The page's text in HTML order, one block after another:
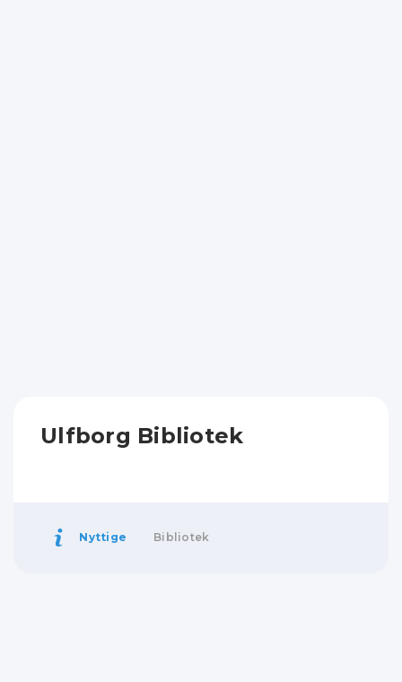
Ulfborg Bibliotek
Nyttige Bibliotek